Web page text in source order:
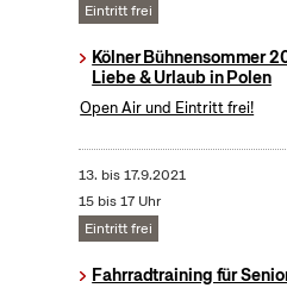
Eintritt frei
Kölner Bühnensommer
Liebe & Urlaub in Polen
Open Air und Eintritt frei!
13. bis17.9.2021
15 bis 17 Uhr
Eintritt frei
Fahrradtraining für